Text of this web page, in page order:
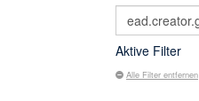
Aktive Filter
Alle Filter entfernen